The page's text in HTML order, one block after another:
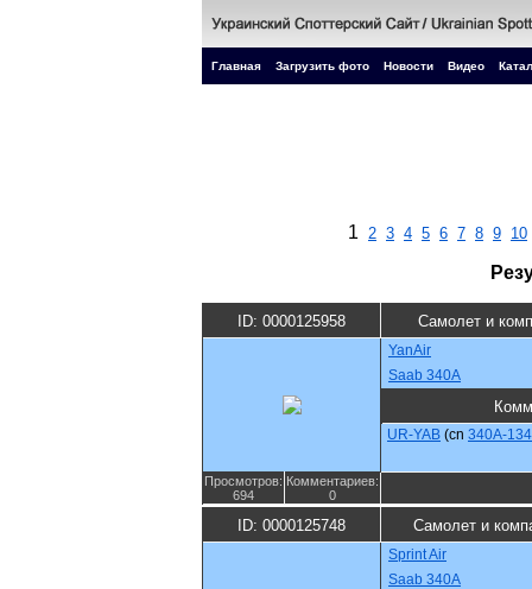
Главная Загрузить фото Новости Видео
1 2 3 4 5 6 7 8 9 10
ID: 0000125958 Самолет и
YanAir
Saab 340A
UR-YAB (cn 340A-134
Просмотров:
694
Комментариев:
0
ID: 0000125748 Самолет и
Sprint Air
Saab 340A